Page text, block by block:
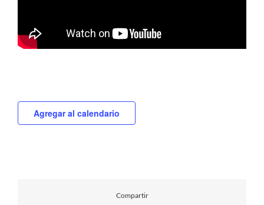
Agregar al calendario
Compartir